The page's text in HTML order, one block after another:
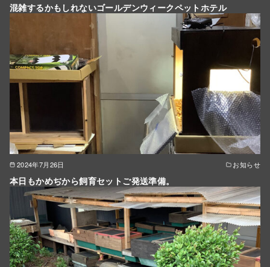
混雑するかもしれないゴールデンウィークペットホテル
2024年7月26日 お知らせ
本日もかめぢから飼育セットご発送準備。